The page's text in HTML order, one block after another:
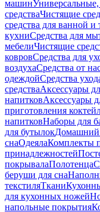
машин
средстваЧистящие
средства для ванной и
кухниСредства для
мебелиЧистящие
ковровСредства для
воздухаСредства от
одеждойСредства
средстваАксессуары
напитковАксессуары
приготовления
напитковНаборы для
для бутылокДомашний
снаОдеялаКомплекты
принадлежностей
покрывалаПолотенца
беруши для сна
текстиляТкани
для кухонных ножей
напольные покрытия